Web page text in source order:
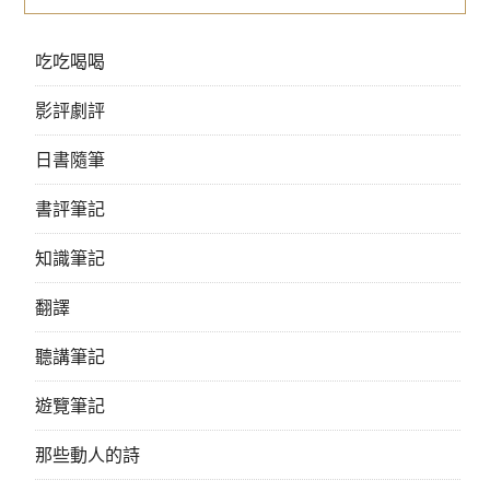
吃吃喝喝
影評劇評
日書隨筆
書評筆記
知識筆記
翻譯
聽講筆記
遊覽筆記
那些動人的詩